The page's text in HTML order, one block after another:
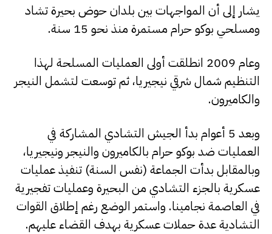
يشار إلى أن المواجهات بين بلدان حوض بحيرة تشاد
ومسلحي بوكو حرام مستمرة منذ نحو 15 سنة.
وعام 2009 انطلقت أولى العمليات المسلحة لهذا
التنظيم شمال شرقي نيجيريا، ثم توسعت لتشمل النيجر
والكاميرون.
وبعد 5 أعوام بدأ الجيش التشادي المشاركة في
العمليات ضد بوكو حرام بالكاميرون والنيجر ونيجيريا،
وبالمقابل بدأت الجماعة (نفس السنة) تنفيذ عمليات
عسكرية بالجزء التشادي من البحيرة وعمليات تفجيرية
في العاصمة نجامينا. واستمر الوضع رغم إطلاق القوات
التشادية عدة حملات عسكرية بهدف القضاء عليهم.